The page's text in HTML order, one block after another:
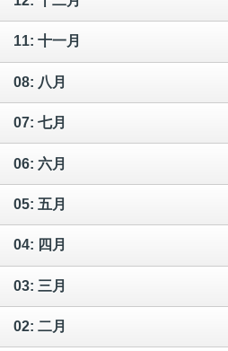
11: 十一月
08: 八月
07: 七月
06: 六月
05: 五月
04: 四月
03: 三月
02: 二月